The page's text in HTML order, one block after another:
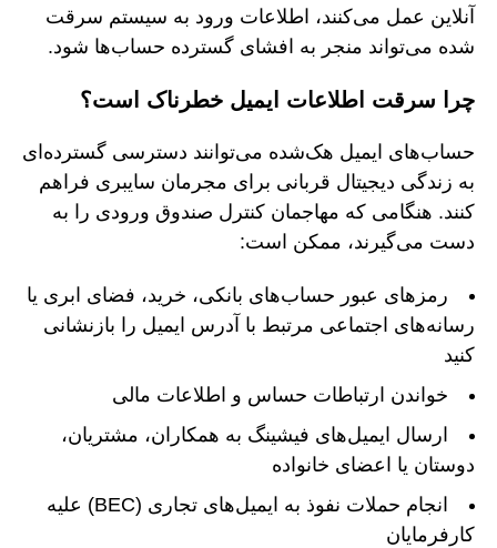
آنلاین عمل می‌کنند، اطلاعات ورود به سیستم سرقت
شده می‌تواند منجر به افشای گسترده حساب‌ها شود.
چرا سرقت اطلاعات ایمیل خطرناک است؟
حساب‌های ایمیل هک‌شده می‌توانند دسترسی گسترده‌ای
به زندگی دیجیتال قربانی برای مجرمان سایبری فراهم
کنند. هنگامی که مهاجمان کنترل صندوق ورودی را به
دست می‌گیرند، ممکن است:
رمزهای عبور حساب‌های بانکی، خرید، فضای ابری یا
رسانه‌های اجتماعی مرتبط با آدرس ایمیل را بازنشانی
کنید
خواندن ارتباطات حساس و اطلاعات مالی
ارسال ایمیل‌های فیشینگ به همکاران، مشتریان،
دوستان یا اعضای خانواده
انجام حملات نفوذ به ایمیل‌های تجاری (BEC) علیه
کارفرمایان